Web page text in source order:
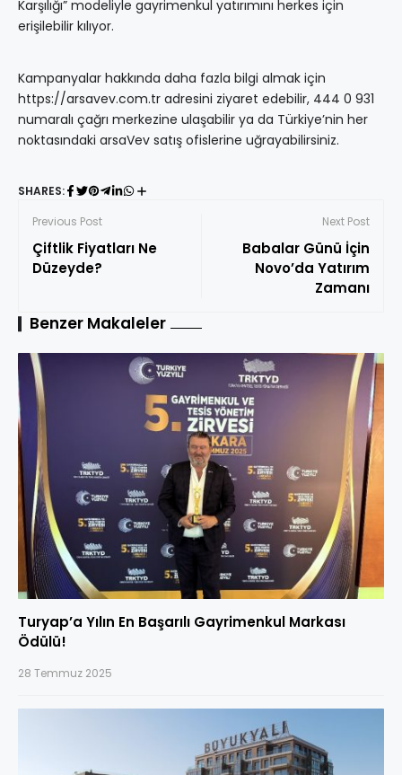
Karşılığı” modeliyle gayrimenkul yatırımını herkes için
erişilebilir kılıyor.
Kampanyalar hakkında daha fazla bilgi almak için
https://arsavev.com.tr adresini ziyaret edebilir, 444 0 931
numaralı çağrı merkezine ulaşabilir ya da Türkiye’nin her
noktasındaki arsaVev satış ofislerine uğrayabilirsiniz.
SHARES:
Previous Post
Çiftlik Fiyatları Ne
Düzeyde?
Next Post
Babalar Günü İçin
Novo’da Yatırım
Zamanı
Benzer Makaleler
Turyap’a Yılın En Başarılı Gayrimenkul Markası
Ödülü!
28 Temmuz 2025